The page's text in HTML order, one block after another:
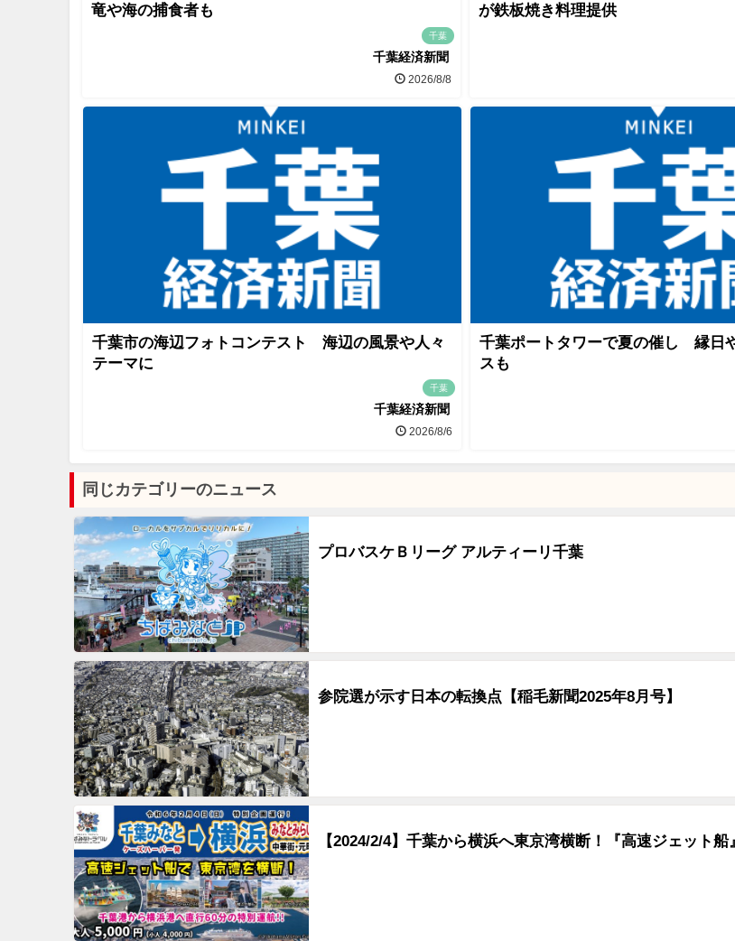
竜や海の捕食者も
千葉
千葉経済新聞
2026/8/8
が鉄板焼き料理提供
千葉市の海辺フォトコンテスト 海辺の風景や人々
テーマに
千葉
千葉経済新聞
2026/8/6
千葉ポートタワーで夏の催し 縁日
スも
同じカテゴリーのニュース
プロバスケＢリーグ アルティーリ千葉
参院選が示す日本の転換点【稲毛新聞2025年8月号】
【2024/2/4】千葉から横浜へ東京湾横断！『高速ジェット